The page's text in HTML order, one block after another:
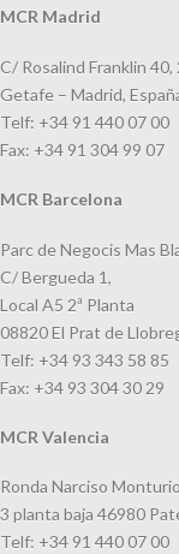
MCR Madrid
C/ Rosalind Franklin
Getafe – Madrid,
Telf: +34 91 440 07 00
Fax: +34 91 304 99 07
MCR Barcelona
Parc de Negocis Mas
C/ Bergueda 1,
Local A5 2ª Planta
08820 El Prat de
Telf: +34 93 343 58 85
Fax: +34 93 304 30 29
MCR Valencia
Ronda Narciso
3 planta baja 46980
Telf: +34 91 440 07 00